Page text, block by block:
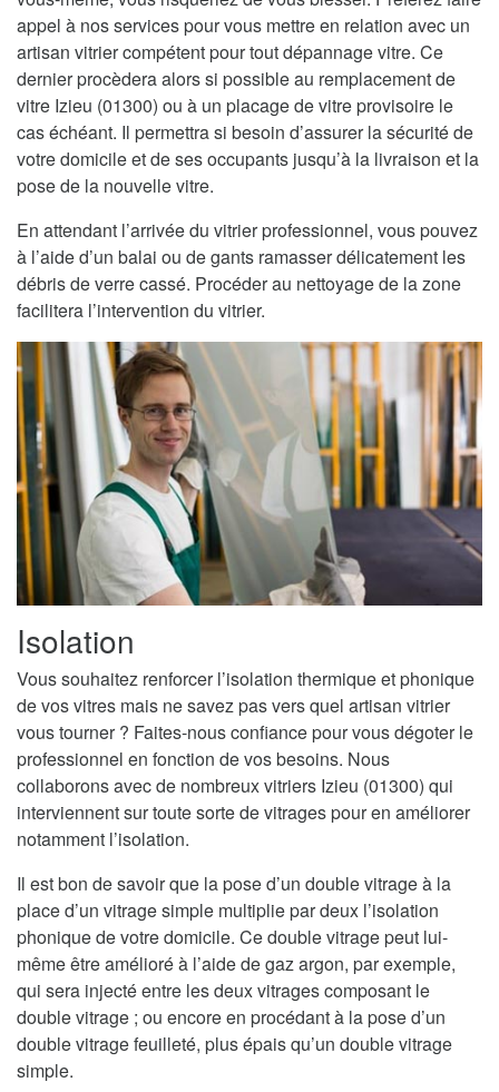
appel à nos services pour vous mettre en relation avec un
artisan vitrier compétent pour tout dépannage vitre. Ce
dernier procèdera alors si possible au remplacement de
vitre Izieu (01300) ou à un placage de vitre provisoire le
cas échéant. Il permettra si besoin d’assurer la sécurité de
votre domicile et de ses occupants jusqu’à la livraison et la
pose de la nouvelle vitre.
En attendant l’arrivée du vitrier professionnel, vous pouvez
à l’aide d’un balai ou de gants ramasser délicatement les
débris de verre cassé. Procéder au nettoyage de la zone
facilitera l’intervention du vitrier.
Isolation
Vous souhaitez renforcer l’isolation thermique et phonique
de vos vitres mais ne savez pas vers quel artisan vitrier
vous tourner ? Faites-nous confiance pour vous dégoter le
professionnel en fonction de vos besoins. Nous
collaborons avec de nombreux vitriers Izieu (01300) qui
interviennent sur toute sorte de vitrages pour en améliorer
notamment l’isolation.
Il est bon de savoir que la pose d’un double vitrage à la
place d’un vitrage simple multiplie par deux l’isolation
phonique de votre domicile. Ce double vitrage peut lui-
même être amélioré à l’aide de gaz argon, par exemple,
qui sera injecté entre les deux vitrages composant le
double vitrage ; ou encore en procédant à la pose d’un
double vitrage feuilleté, plus épais qu’un double vitrage
simple.